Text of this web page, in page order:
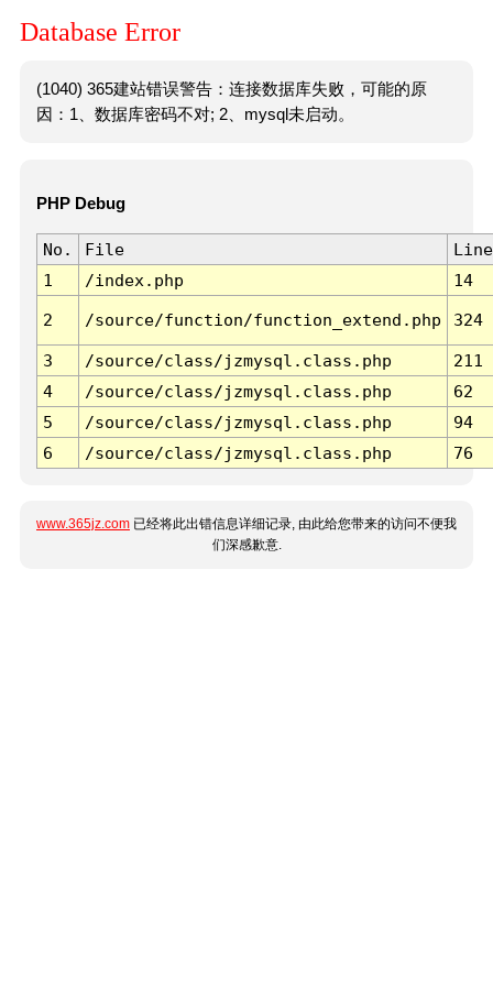
Database Error
(1040) 365建站错误警告：连接数据库失败，可能的原
因：1、数据库密码不对; 2、mysql未启动。
PHP Debug
No. File
Line
1
/index.php 14
2 /source/function/function_extend.php 324
3 /source/class/jzmysql.class.php
211
4
/source/class/jzmysql.class.php
62
5
/source/class/jzmysql.class.php
94
6
/source/class/jzmysql.class.php 76
www.365jz.com 已经将此出错信息详细记录, 由此给您带来的访问不便我
们深感歉意.